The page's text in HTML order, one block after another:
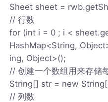
Sheet sheet =
// 行数
for (int i = 0 ; i <
HashMap<String,
ing, Object>();
// 创建一个数组用来存储
String[] str = new
// 列数